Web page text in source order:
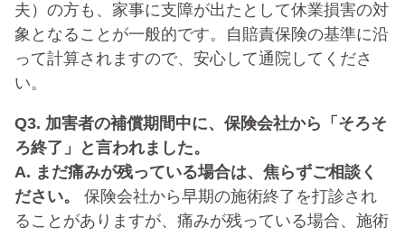
夫）の方も、家事に支障が出たとして休業損害の対
象となることが一般的です。自賠責保険の基準に沿
って計算されますので、安心して通院してくださ
い。
Q3. 加害者の補償期間中に、保険会社から「そろそ
ろ終了」と言われました。
A. まだ痛みが残っている場合は、焦らずご相談く
ださい。
保険会社から早期の施術終了を打診され
ることがありますが、痛みが残っている場合、施術